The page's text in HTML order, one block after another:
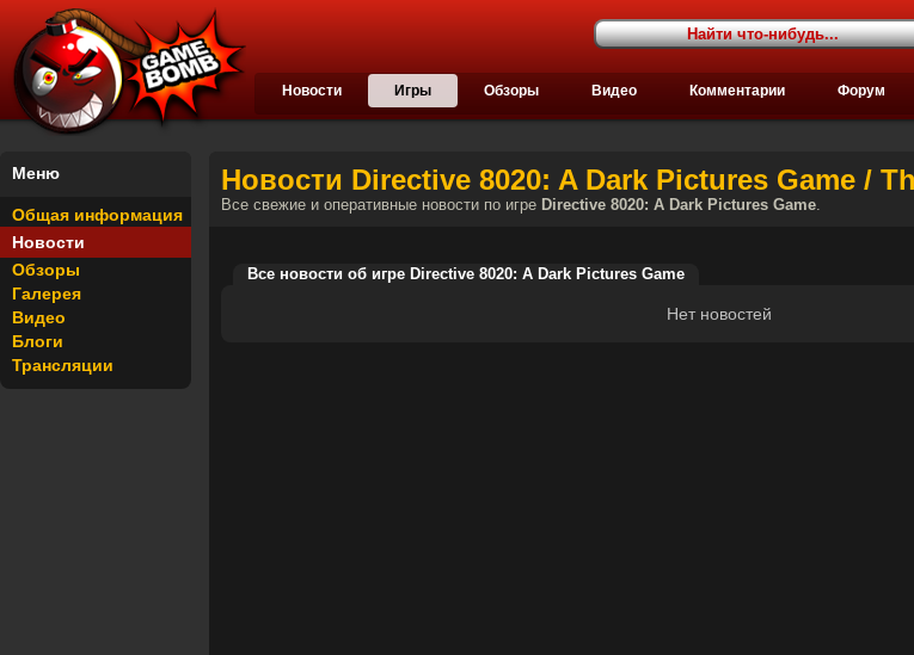
Новости Игры Обзоры Видео Комментарии Форум
Меню
Общая информация
Новости
Обзоры
Галерея
Видео
Блоги
Трансляции
Новости Directive 8020: A Dark Pictures Game /
Все свежие и оперативные новости по игре Directive 8020: A Dark Pictures Game.
Все новости об игре Directive 8020: A Dark Pictures Game
Нет новостей